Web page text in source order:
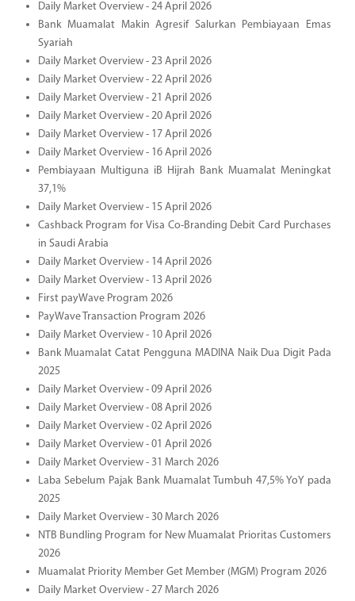
Daily Market Overview - 24 April 2026
Bank Muamalat Makin Agresif Salurkan Pembiayaan Emas
Syariah
Daily Market Overview - 23 April 2026
Daily Market Overview - 22 April 2026
Daily Market Overview - 21 April 2026
Daily Market Overview - 20 April 2026
Daily Market Overview - 17 April 2026
Daily Market Overview - 16 April 2026
Pembiayaan Multiguna iB Hijrah Bank Muamalat Meningkat
37,1%
Daily Market Overview - 15 April 2026
Cashback Program for Visa Co-Branding Debit Card Purchases
in Saudi Arabia
Daily Market Overview - 14 April 2026
Daily Market Overview - 13 April 2026
First payWave Program 2026
PayWave Transaction Program 2026
Daily Market Overview - 10 April 2026
Bank Muamalat Catat Pengguna MADINA Naik Dua Digit Pada
2025
Daily Market Overview - 09 April 2026
Daily Market Overview - 08 April 2026
Daily Market Overview - 02 April 2026
Daily Market Overview - 01 April 2026
Daily Market Overview - 31 March 2026
Laba Sebelum Pajak Bank Muamalat Tumbuh 47,5% YoY pada
2025
Daily Market Overview - 30 March 2026
NTB Bundling Program for New Muamalat Prioritas Customers
2026
Muamalat Priority Member Get Member (MGM) Program 2026
Daily Market Overview - 27 March 2026